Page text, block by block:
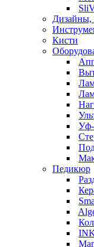
Дизайны,
Кисти
Уф-
Педикюр